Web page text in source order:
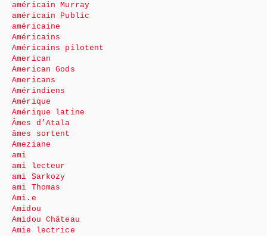
américain Murray
américain Public
américaine
Américains
Américains pilotent
American
American Gods
Americans
Amérindiens
Amérique
Amérique latine
Âmes d’Atala
âmes sortent
Ameziane
ami
ami lecteur
ami Sarkozy
ami Thomas
Ami.e
Amidou
Amidou Château
Amie lectrice